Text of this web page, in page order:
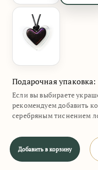
Подарочная упаковка:
Если вы выбираете
рекомендуем добавить
серебряным тиснением
Добавить в корзину